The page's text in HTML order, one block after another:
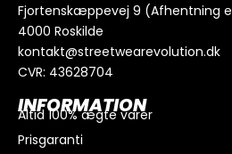
Fjortenskæppevej 9 (Afhentning
4000 Roskilde
kontakt@streetwearevolution.dk
CVR: 43628704
INFORMATION
Altid 100% ægte varer
Prisgaranti